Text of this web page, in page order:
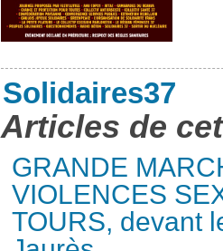
Solidaires37
Articles de
GRANDE
VIOLENCES
TOURS, devant